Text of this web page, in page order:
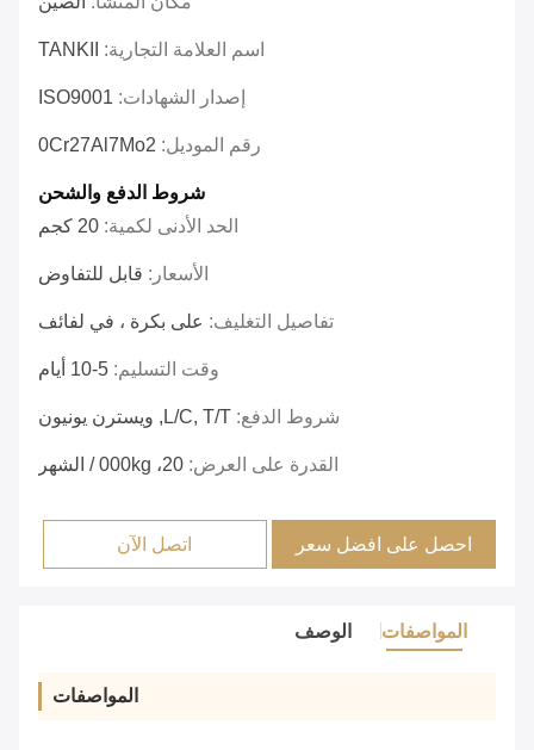
اسم العلامة التجارية: TANKII
إصدار الشهادات: ISO9001
رقم الموديل: 0Cr27Al7Mo2
شروط الدفع والشحن
الحد الأدنى لكمية: 20 كجم
الأسعار: قابل للتفاوض
تفاصيل التغليف: على بكرة ، في لفائف
وقت التسليم: 5-10 أيام
شروط الدفع: L/C, T/T, ويسترن يونيون
القدرة على العرض: 20، 000kg / الشهر
احصل على افضل سعر اتصل الآن
المواصفات الوصف
المواصفات